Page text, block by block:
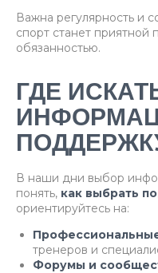
Важна регулярность и
спорт станет приятной
обязанностью.
ГДЕ
В наши дни выбор
понять, как выбрать
ориентируйтесь на:
тренеров и
Форумы и